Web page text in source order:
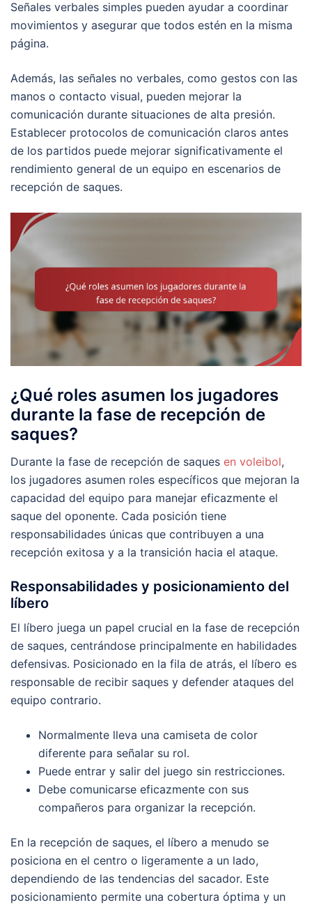
Señales verbales simples pueden ayudar a coordinar
movimientos y asegurar que todos estén en la misma
página.
Además, las señales no verbales, como gestos con las
manos o contacto visual, pueden mejorar la
comunicación durante situaciones de alta presión.
Establecer protocolos de comunicación claros antes
de los partidos puede mejorar significativamente el
rendimiento general de un equipo en escenarios de
recepción de saques.
¿Qué roles asumen los jugadores
durante la fase de recepción de
saques?
Durante la fase de recepción de saques en voleibol,
los jugadores asumen roles específicos que mejoran la
capacidad del equipo para manejar eficazmente el
saque del oponente. Cada posición tiene
responsabilidades únicas que contribuyen a una
recepción exitosa y a la transición hacia el ataque.
Responsabilidades y posicionamiento del
líbero
El líbero juega un papel crucial en la fase de recepción
de saques, centrándose principalmente en habilidades
defensivas. Posicionado en la fila de atrás, el líbero es
responsable de recibir saques y defender ataques del
equipo contrario.
Normalmente lleva una camiseta de color
diferente para señalar su rol.
Puede entrar y salir del juego sin restricciones.
Debe comunicarse eficazmente con sus
compañeros para organizar la recepción.
En la recepción de saques, el líbero a menudo se
posiciona en el centro o ligeramente a un lado,
dependiendo de las tendencias del sacador. Este
posicionamiento permite una cobertura óptima y un